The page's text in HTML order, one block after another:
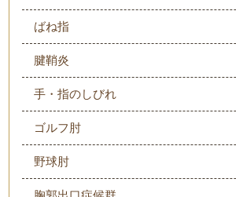
ばね指
腱鞘炎
手・指のしびれ
ゴルフ肘
野球肘